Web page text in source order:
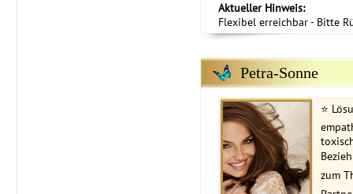
Aktueller Hinweis:
Flexibel erreichbar - Bitte
Petra-Sonne
⭐
zum